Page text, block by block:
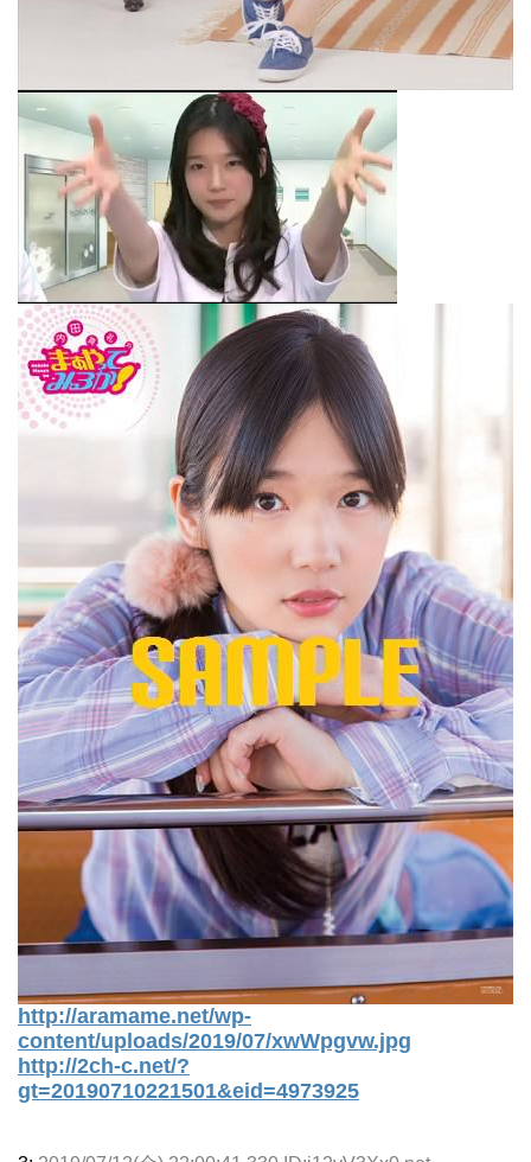
http://aramame.net/wp-
content/uploads/2019/07/xwWpgvw.jpg
http://2ch-c.net/?
gt=20190710221501&eid=4973925